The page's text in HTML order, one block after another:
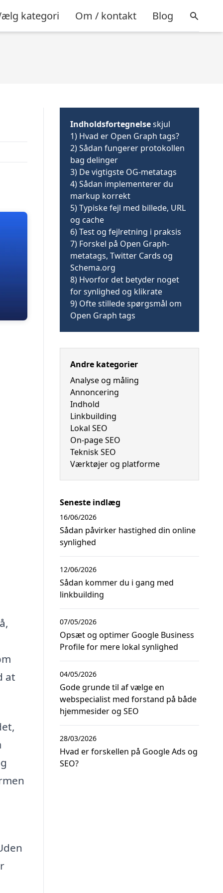
kategori Om / kontakt Blog
at
Indholdsfortegnelseskjul
1) Hvad er Open Graph tags?
2)Sådan fungerer protokollen
bag delinger
3) De vigtigste OG-metatags
4)Sådan implementerer du
markup korrekt
5)Typiske fejl med billede, URL
og cache
6)Test og fejlretning i praksis
7) Forskel på Open Graph-
metatags, Twitter Cards og
Schema.org
8) Hvorfor det betyder noget
for synlighed og klikrate
9) Ofte stillede spørgsmål om
Open Graph tags
Andre kategorier
Analyse og måling
Annoncering
Indhold
Linkbuilding
Lokal SEO
On-page SEO
Teknisk SEO
Værktøjer og platforme
Seneste indlæg
Sådan påvirker hastighed din online
synlighed
16/06/2026
Sådan kommer du i gang med
linkbuilding
12/06/2026
Opsæt og optimer Google Business
Profile for mere lokal synlighed
07/05/2026
Gode grunde til af vælge en
webspecialist med forstand på både
hjemmesider og SEO
04/05/2026
Hvad er forskellen på Google Ads og
SEO?
28/03/2026